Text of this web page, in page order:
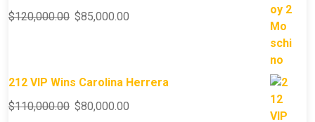
$120,000.00 $85,000.00
212 VIP Wins Carolina Herrera
$110,000.00 $80,000.00